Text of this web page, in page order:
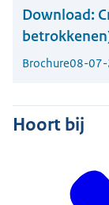
Download:
Brochure08-
Hoort bij